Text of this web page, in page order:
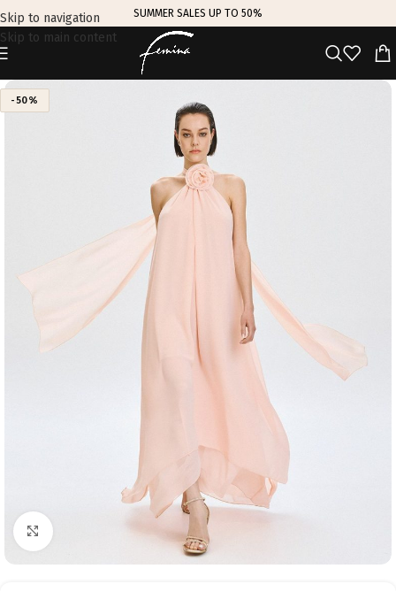
Skip to navigation
Skip to main content
SUMMER SALES UP TO 50%
-50%
Click to enlarge